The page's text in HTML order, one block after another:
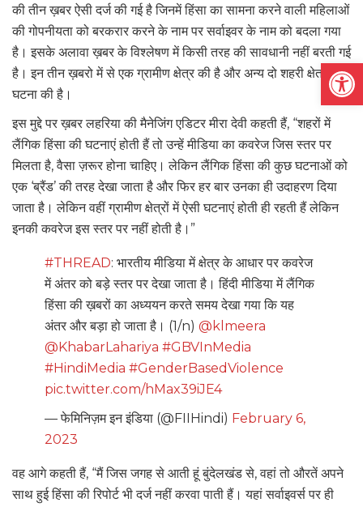
की तीन ख़बर ऐसी दर्ज की गई है जिनमें हिंसा का सामना करने वाली महिलाओं
की गोपनीयता को बरकरार करने के नाम पर सर्वाइवर के नाम को बदला गया
है। इसके अलावा ख़बर के विश्लेषण में किसी तरह की सावधानी नहीं बरती गई
है। इन तीन ख़बरो में से एक ग्रामीण क्षेत्र की है और अन्य दो शहरी क्षेत्र की
घटना की है।
इस मुद्दे पर ख़बर लहरिया की मैनेजिंग एडिटर मीरा देवी कहती हैं, “शहरों में
लैंगिक हिंसा की घटनाएं होती हैं तो उन्हें मीडिया का कवरेज जिस स्तर पर
मिलता है, वैसा ज़रूर होना चाहिए। लेकिन लैंगिक हिंसा की कुछ घटनाओं को
एक ‘ब्रैंड’ की तरह देखा जाता है और फिर हर बार उनका ही उदाहरण दिया
जाता है। लेकिन वहीं ग्रामीण क्षेत्रों में ऐसी घटनाएं होती ही रहती हैं लेकिन
इनकी कवरेज इस स्तर पर नहीं होती है।”
#THREAD: भारतीय मीडिया में क्षेत्र के आधार पर कवरेज
में अंतर को बड़े स्तर पर देखा जाता है। हिंदी मीडिया में लैंगिक
हिंसा की ख़बरों का अध्ययन करते समय देखा गया कि यह
अंतर और बड़ा हो जाता है। (1/n) @klmeera
@KhabarLahariya #GBVInMedia
#HindiMedia #GenderBasedViolence
pic.twitter.com/hMax39iJE4
— फेमिनिज़म इन इंडिया (@FIIHindi) February 6,
2023
वह आगे कहती हैं, “मैं जिस जगह से आती हूं बुंदेलखंड से, वहां तो औरतें अपने
साथ हुई हिंसा की रिपोर्ट भी दर्ज नहीं करवा पाती हैं। यहां सर्वाइवर्स पर ही